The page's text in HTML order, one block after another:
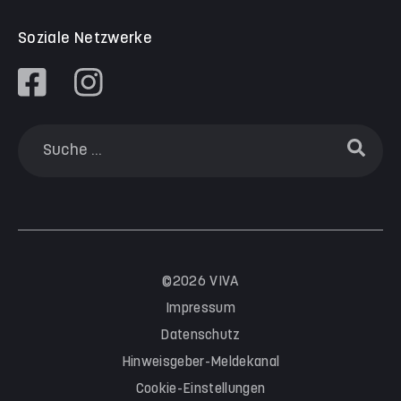
Soziale Netzwerke
©2026 VIVA
Impressum
Datenschutz
Hinweisgeber-Meldekanal
Cookie-Einstellungen